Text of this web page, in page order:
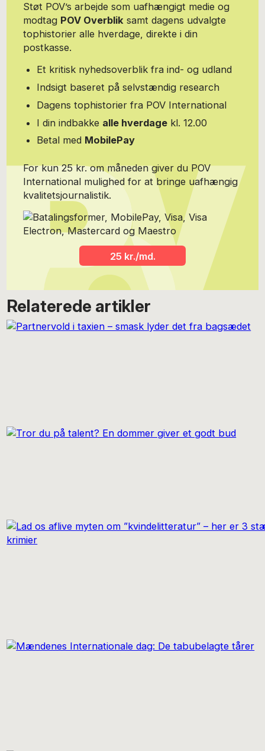
samfund/politik og sport. Ole Blegvad var dækket et hav af
begivenheder blandt andet da Danmark i 1992 blev Europamestre
i fodbold, og da Lars von Trier vandt De Gyldne Palmer i Cannes
for Dancer in The Dark i 2000. Han har ligeledes - sammen med
Rasmus Funder - skrevet den anmelderroste guidebog, Berlindk,
hvor 11 danske kulturpersoner fortæller om den tyske hovedstad.
Blegvad har sammen med Emil Falke, et af dansk films store
talenter, video-og produktionssamarbejdet www.falkeblegvad.dk
Støt POV’s arbejde som uafhængigt medie og
modtag POV Overbliksamt dagens udvalgte
tophistorier alle hverdage, direkte i din
postkasse.
Et kritisk nyhedsoverblik fra ind- og udland
Indsigt baseret på selvstændig research
Dagens tophistorier fra POV International
I din indbakke alle hverdage kl. 12.00
Betal med MobilePay
For kun 25 kr. om måneden giver du POV
International mulighed for at bringe uafhængig
kvalitetsjournalistik.
25 kr./md.
Relaterede artikler